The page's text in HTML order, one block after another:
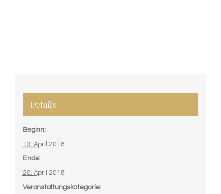
Details
Beginn:
13. April 2018
Ende:
20. April 2018
Veranstaltungskategorie: